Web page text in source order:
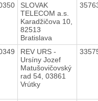
SLOVAK
TELECOM a.s.
Karadžičova 10,
82513
Bratislava
REV URS -
Ursíny Jozef
Matušovičovský
rad 54, 03861
Vrútky